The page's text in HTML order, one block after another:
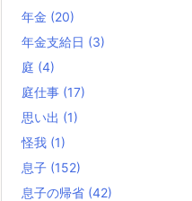
年金 (20)
年金支給日 (3)
庭 (4)
庭仕事 (17)
思い出 (1)
怪我 (1)
息子 (152)
息子の帰省 (42)